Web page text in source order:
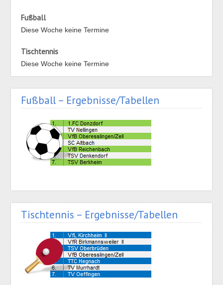
Fußball
Diese Woche keine Termine
Tischtennis
Diese Woche keine Termine
Fußball – Ergebnisse/Tabellen
Tischtennis – Ergebnisse/Tabellen